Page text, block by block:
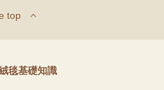
top
毯基礎知識